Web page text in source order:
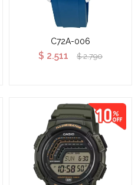
C72A-006
$ 2.511 $ 2.790